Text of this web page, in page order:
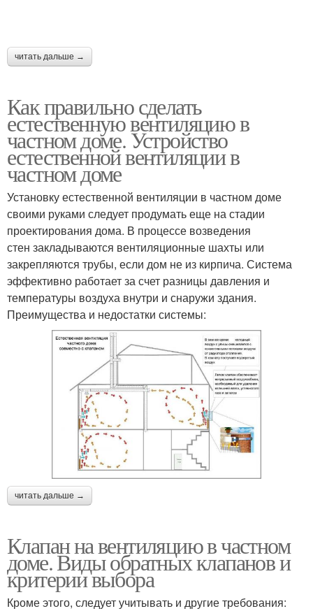
читать дальше →
Как правильно сделать
естественную вентиляцию в
частном доме. Устройство
естественной вентиляции в
частном доме
Установку естественной вентиляции в частном доме
своими руками следует продумать еще на стадии
проектирования дома. В процессе возведения
стен закладываются вентиляционные шахты или
закрепляются трубы, если дом не из кирпича. Система
эффективно работает за счет разницы давления и
температуры воздуха внутри и снаружи здания.
Преимущества и недостатки системы:
читать дальше →
Клапан на вентиляцию в частном
доме. Виды обратных клапанов и
критерии выбора
Кроме этого, следует учитывать и другие требования: